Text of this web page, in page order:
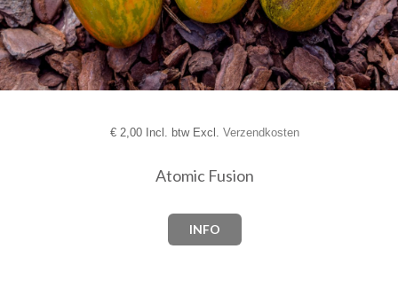
€2,00 Incl. btw Excl. Verzendkosten
Atomic Fusion
INFO